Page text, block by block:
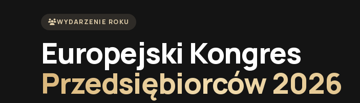
WYDARZENIE ROKU
Europejski Kongres
Przedsiębiorców 2026